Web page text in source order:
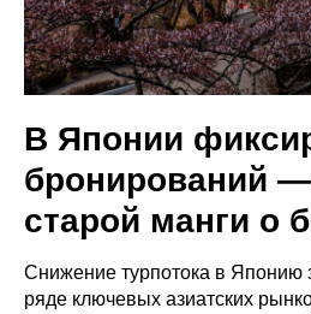
В Японии
бронирований —
старой манги о
Снижение турпотока в Японию
ряде ключевых азиатских